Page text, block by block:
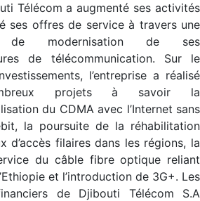
Télécom a augmenté ses activités
ses offres de service à travers une
de modernisation de ses
de télécommunication. Sur le
l’entreprise a réalisé
projets à savoir la
du CDMA avec l’Internet sans
la poursuite de la réhabilitation
d’accès filaires dans les régions, la
du câble fibre optique reliant
et l’introduction de 3G+. Les
de Djibouti Télécom S.A